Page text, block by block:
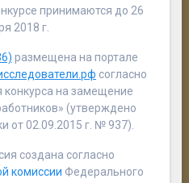
принимаются до 26
2018 г.
размещена на портале
согласно
конкурса на замещение
(утверждено
от 02.09.2015 г. № 937).
создана согласно
комиссии Федерального